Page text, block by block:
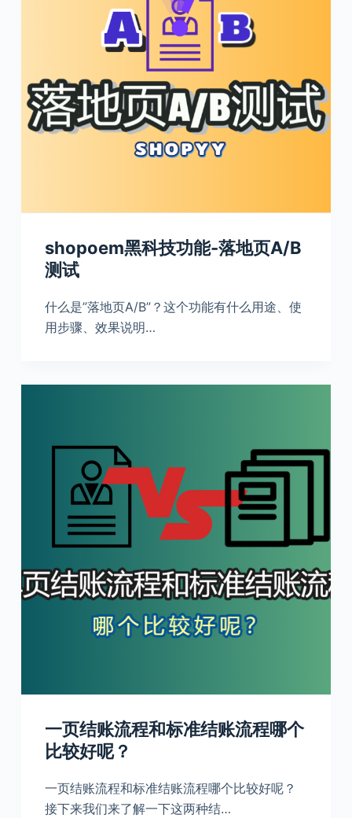
shopoem黑科技功能-落地页A/B
测试
什么是”落地页A/B”？这个功能有什么用途、使
用步骤、效果说明…
一页结账流程和标准结账流程哪个
比较好呢？
一页结账流程和标准结账流程哪个比较好呢？
接下来我们来了解一下这两种结…